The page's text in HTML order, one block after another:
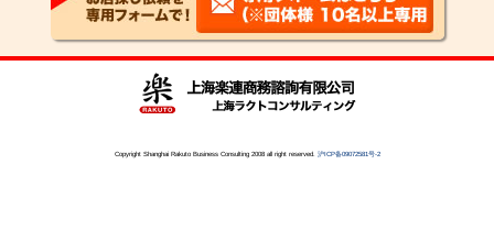
Copyright Shanghai Rakuto Business Consulting 2008 all right reserved. 沪ICP备09072581号-2